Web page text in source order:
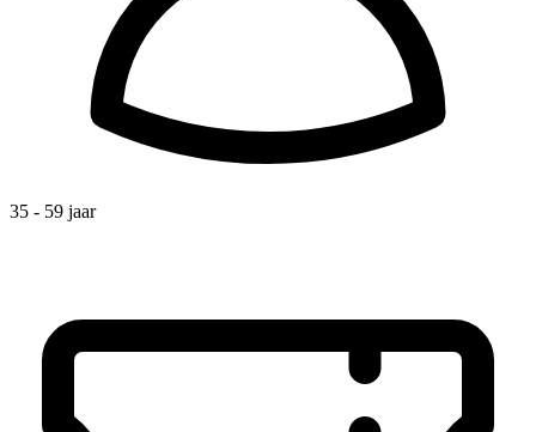
35 - 59 jaar